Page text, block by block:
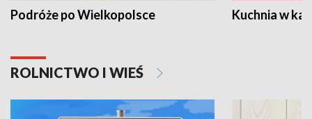
Podróże po Wielkopolsce Kuchnia w
ROLNICTWO I WIEŚ